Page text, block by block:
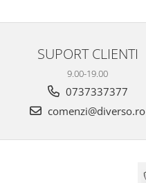
SUPORT CLIENTI
9.00-19.00
0737337377
comenzi@diverso.ro